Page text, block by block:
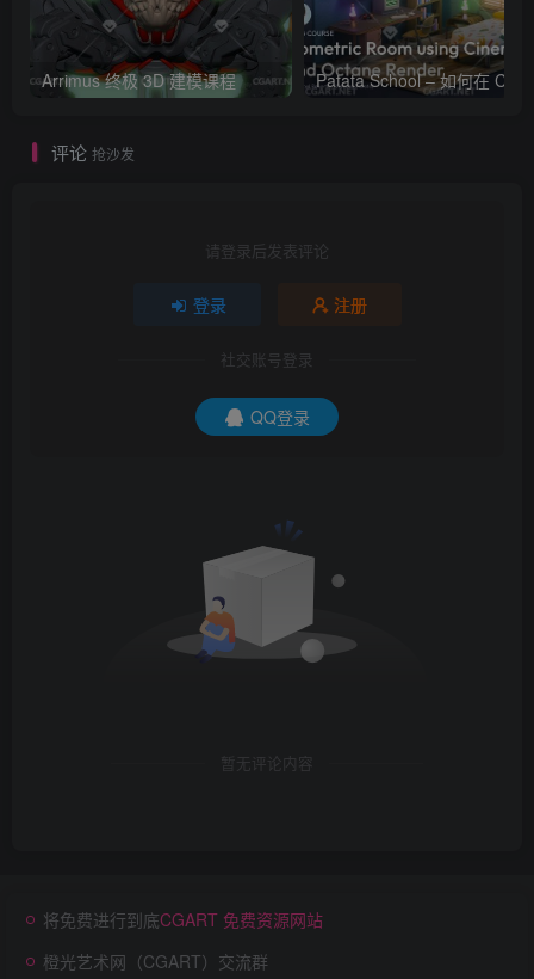
Arrimus 终极 3D 建模课程
评论 抢沙发
请登录后发表评论
登录 注册
社交账号登录
QQ登录
暂无评论内容
将免费进行到底CGART 免费资源网站
橙光艺术网（CGART）交流群